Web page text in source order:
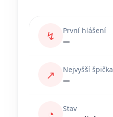
↯
První hlášení
—
↗
Nejvyšší špička
—
◔
Stav